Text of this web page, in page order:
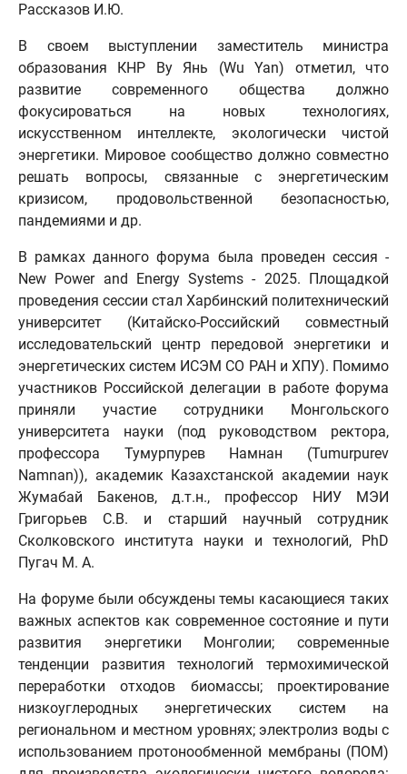
Рассказов И.Ю.
В своем выступлении заместитель министра
образования КНР Ву Янь (Wu Yan) отметил, что
развитие современного общества должно
фокусироваться на новых технологиях,
искусственном интеллекте, экологически чистой
энергетики. Мировое сообщество должно совместно
решать вопросы, связанные с энергетическим
кризисом, продовольственной безопасностью,
пандемиями и др.
В рамках данного форума была проведен сессия -
New Power and Energy Systems - 2025. Площадкой
проведения сессии стал Харбинский политехнический
университет (Китайско-Российский совместный
исследовательский центр передовой энергетики и
энергетических систем ИСЭМ СО РАН и ХПУ). Помимо
участников Российской делегации в работе форума
приняли участие сотрудники Монгольского
университета науки (под руководством ректора,
профессора Тумурпурев Намнан (Tumurpurev
Namnan)), академик Казахстанской академии наук
Жумабай Бакенов, д.т.н., профессор НИУ МЭИ
Григорьев С.В. и старший научный сотрудник
Сколковского института науки и технологий, PhD
Пугач М. А.
На форуме были обсуждены темы касающиеся таких
важных аспектов как современное состояние и пути
развития энергетики Монголии; современные
тенденции развития технологий термохимической
переработки отходов биомассы; проектирование
низкоуглеродных энергетических систем на
региональном и местном уровнях; электролиз воды с
использованием протонообменной мембраны (ПОМ)